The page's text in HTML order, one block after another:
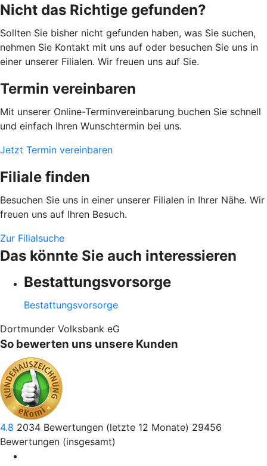
Nicht das Richtige gefunden?
Sollten Sie bisher nicht gefunden haben, was Sie suchen,
nehmen Sie Kontakt mit uns auf oder besuchen Sie uns in
einer unserer Filialen. Wir freuen uns auf Sie.
Termin vereinbaren
Mit unserer Online-Terminvereinbarung buchen Sie schnell
und einfach Ihren Wunschtermin bei uns.
Jetzt Termin vereinbaren
Filiale finden
Besuchen Sie uns in einer unserer Filialen in Ihrer Nähe. Wir
freuen uns auf Ihren Besuch.
Zur Filialsuche
Das könnte Sie auch interessieren
Bestattungsvorsorge
Bestattungsvorsorge
Dortmunder Volksbank eG
So bewerten uns unsere Kunden
4.8 2034 Bewertungen (letzte 12 Monate) 29456
Bewertungen (insgesamt)